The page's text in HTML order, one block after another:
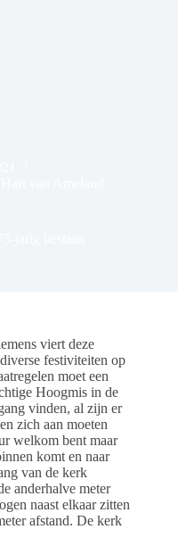
viert deze
festiviteiten op
moet een
Hoogmis in de
vinden, al zijn er
zich aan moeten
welkom bent maar
komt en naar
van de kerk
anderhalve meter
naast elkaar zitten
afstand. De kerk